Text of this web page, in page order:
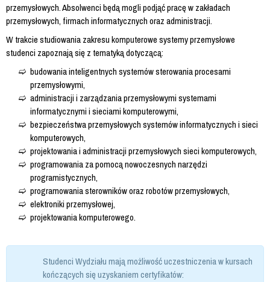
przemysłowych. Absolwenci będą mogli podjąć pracę w zakładach
przemysłowych, firmach informatycznych oraz administracji.
W trakcie studiowania zakresu komputerowe systemy przemysłowe
studenci zapoznają się z tematyką dotyczącą:
budowania inteligentnych systemów sterowania procesami
przemysłowymi,
administracji i zarządzania przemysłowymi systemami
informatycznymi i sieciami komputerowymi,
bezpieczeństwa przemysłowych systemów informatycznych i sieci
komputerowych,
projektowania i administracji przemysłowych sieci komputerowych,
programowania za pomocą nowoczesnych narzędzi
programistycznych,
programowania sterowników oraz robotów przemysłowych,
elektroniki przemysłowej,
projektowania komputerowego.
Studenci Wydziału mają możliwość uczestniczenia w kursach
kończących się uzyskaniem certyfikatów: